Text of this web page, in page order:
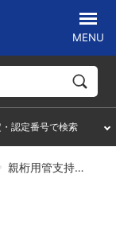
MENU
認定番号で検索
親桁用管支持金具（垂直配管用）